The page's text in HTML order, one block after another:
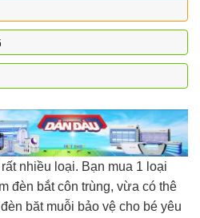
nhiều loại. Bạn mua 1 loại
đèn bắt côn trùng, vừa có thê
băt muỗi bảo vệ cho bé yêu